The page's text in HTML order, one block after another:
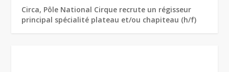
Circa, Pôle National Cirque recrute un régisseur
principal spécialité plateau et/ou chapiteau (h/f)